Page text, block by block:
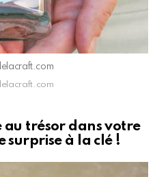
au trésor dans votre
surprise à la clé !